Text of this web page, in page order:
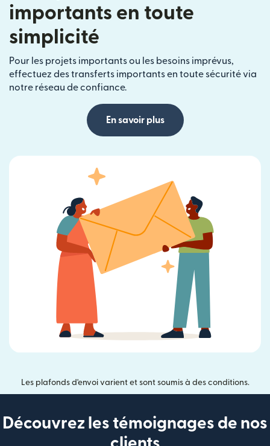
importants en toute
simplicité
Pour les projets importants ou les besoins imprévus,
effectuez des transferts importants en toute sécurité via
notre réseau de confiance.
En savoir plus
Les plafonds d'envoi varient et sont soumis à des conditions.
Découvrez les témoignages de nos